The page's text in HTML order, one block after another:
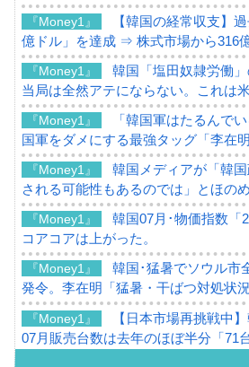
『Money1』
【韓国の経常収支】
億ドル」を達成 ⇒ 株式市場から316
『Money1』
韓国「塩田奴隷労働
当局は全然アテにならない。これは
『Money1』
「韓国軍はたるんで
国軍をダメにする最強タッグ「李在
『Money1』
韓国メディアが「韓
される可能性もあるのでは」とほのめ
『Money1』
韓国07月･物価指数
コアコアは上がった。
『Money1』
韓国･猛暑でソウル市
発令。李在明「猛暑・干ばつ対処状況
『Money1』
【日本市場再挑戦中
07月販売台数は去年のほぼ半分「71